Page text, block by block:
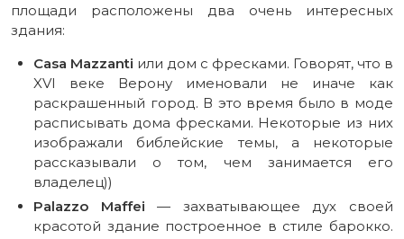
площади расположены два очень интересных
здания:
Casa Mazzanti или дом с фресками. Говорят, что в
XVI веке Верону именовали не иначе как
раскрашенный город. В это время было в моде
расписывать дома фресками. Некоторые из них
изображали библейские темы, а некоторые
рассказывали о том, чем занимается его
владелец))
Palazzo Maffei — захватывающее дух своей
красотой здание построенное в стиле барокко.